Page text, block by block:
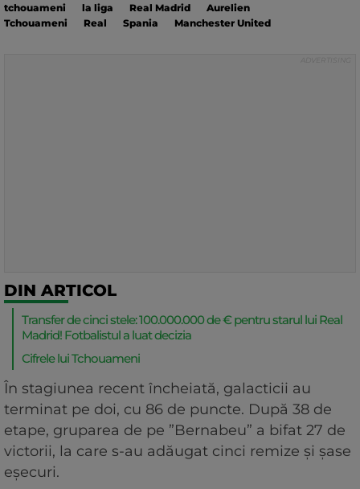
tchouameni la liga Real Madrid
Aurelien
Tchouameni
Real Spania Manchester United
DIN ARTICOL
Transfer de cinci stele: 100.000.000 de € pentru starul lui Real
Madrid! Fotbalistul a luat decizia
Cifrele lui Tchouameni
În stagiunea recent încheiată, galacticii au
terminat pe doi, cu 86 de puncte. După 38 de
etape, gruparea de pe ”Bernabeu” a bifat 27 de
victorii, la care s-au adăugat cinci remize și șase
eșecuri.